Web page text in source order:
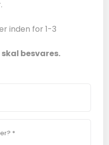
inden for 1-3
besvares.